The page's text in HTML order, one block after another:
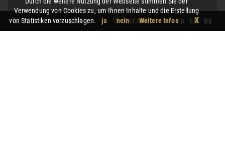
Verwendung von Cookies zu, um Ihnen Inhalte und die Erstellung
von Statistiken vorzuschlagen.
ja nein Weitere Infos X
TEL EMAIL ANFAHRT FR EN DE